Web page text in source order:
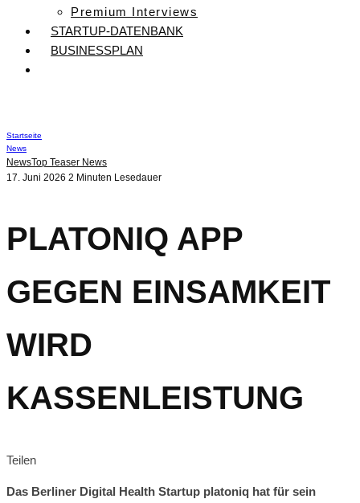
Premium Interviews
STARTUP-DATENBANK
BUSINESSPLAN
Startseite
News
NewsTop Teaser News
17. Juni 2026 2 Minuten Lesedauer
PLATONIQ APP
GEGEN EINSAMKEIT
WIRD
KASSENLEISTUNG
Teilen
Das Berliner Digital Health Startup platoniq hat für sein